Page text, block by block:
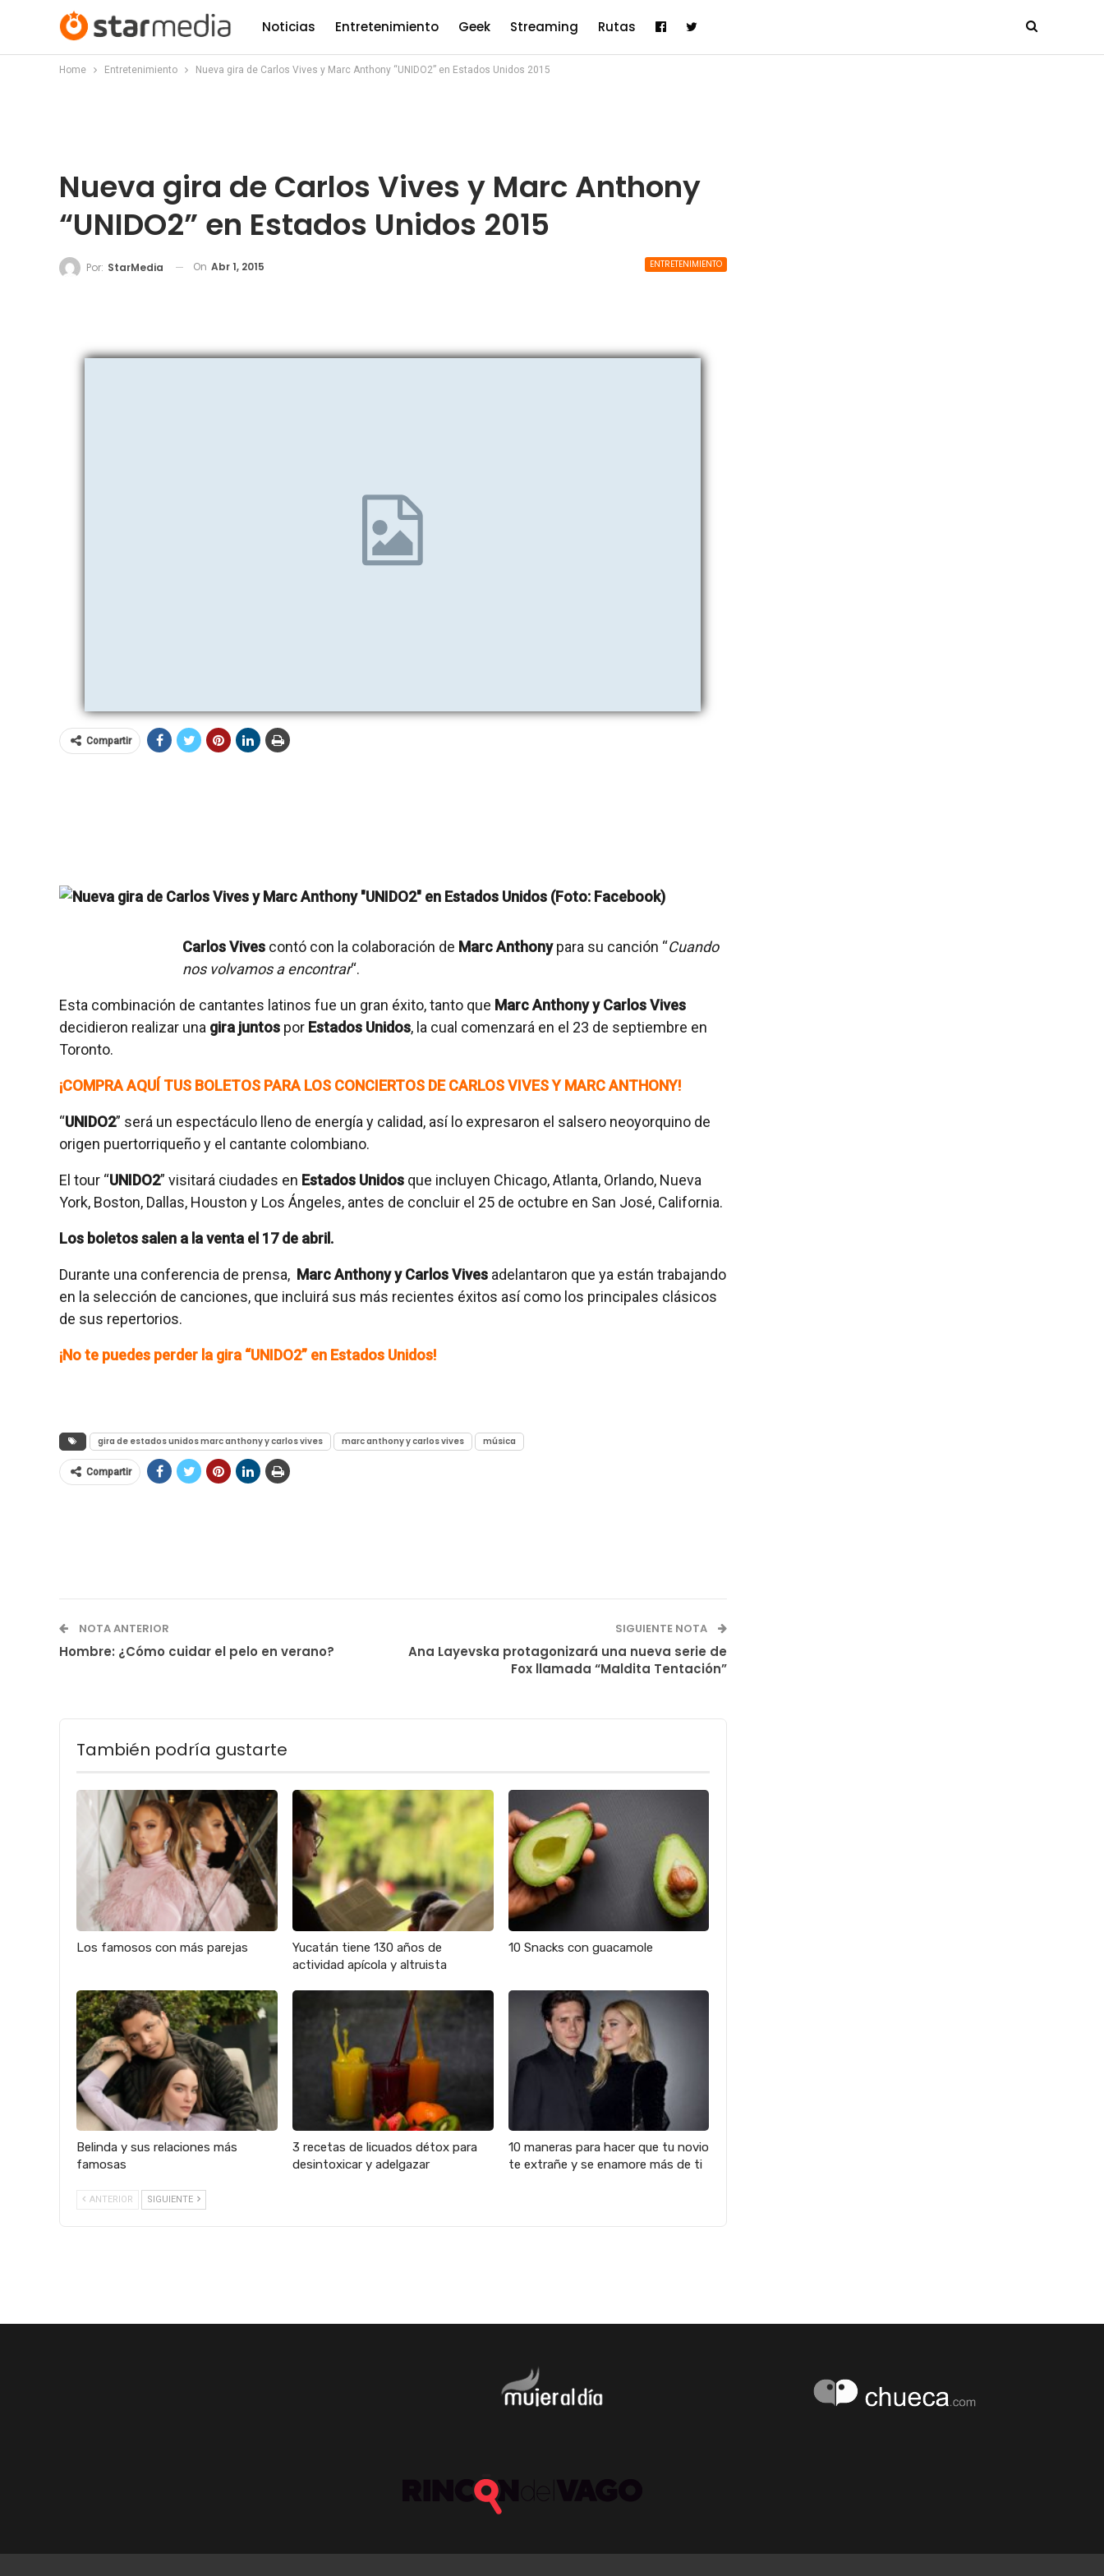
Noticias Entretenimiento Geek Streaming Rutas
Home Entretenimiento Nueva gira de Carlos Vives y Marc Anthony “UNIDO2” en Estados Unidos 2015
Nueva gira de Carlos Vives y Marc Anthony
“UNIDO2” en Estados Unidos 2015
ENTRETENIMIENTO
Por: StarMedia On Abr 1, 2015
Compartir
Carlos Vives contó con la colaboración de Marc Anthonypara su canción “Cuando
nos volvamos a encontrar“.
Esta combinación de cantantes latinos fue un gran éxito, tanto que Marc Anthony y Carlos Vives
decidieron realizar una gira juntos por Estados Unidos, la cual comenzará en el 23 de septiembre en
Toronto.
¡COMPRA AQUÍ TUS BOLETOS PARA LOS CONCIERTOS DE CARLOS VIVES Y MARC ANTHONY!
“UNIDO2” será un espectáculo lleno de energía y calidad, así lo expresaron el salsero neoyorquino de
origen puertorriqueño y el cantante colombiano.
El tour “UNIDO2” visitará ciudades en Estados Unidos que incluyen Chicago, Atlanta, Orlando, Nueva
York, Boston, Dallas, Houston y Los Ángeles, antes de concluir el 25 de octubre en San José, California.
Los boletos salen a la venta el 17 de abril.
Durante una conferencia de prensa, Marc Anthony y Carlos Vives adelantaron que ya están trabajando
en la selección de canciones, que incluirá sus más recientes éxitos así como los principales clásicos
de sus repertorios.
¡No te puedes perder la gira “UNIDO2” en Estados Unidos!
gira de estados unidos marc anthony y carlos vives marc anthony y carlos vives música
Compartir
NOTA ANTERIOR
Hombre: ¿Cómo cuidar el pelo en verano?
SIGUIENTE NOTA
Ana Layevska protagonizará una nueva serie de
Fox llamada “Maldita Tentación”
También podría gustarte
Los famosos con más parejas
Yucatán tiene 130 años de
actividad apícola y altruista
10 Snacks con guacamole
Belinda y sus relaciones más
famosas
3 recetas de licuados détox para
desintoxicar y adelgazar
10 maneras para hacer que tu novio
te extrañe y se enamore más de ti
ANTERIOR SIGUIENTE